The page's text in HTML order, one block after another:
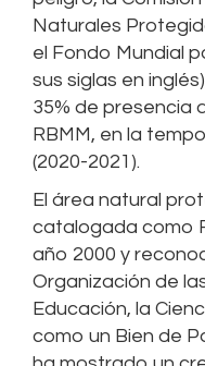
Naturales
el Fondo Mundial
sus siglas en
35% de presencia
RBMM, en la
(2020-2021).
El área natural
catalogada como
año 2000 y
Organización de
Educación, la
como un Bien de